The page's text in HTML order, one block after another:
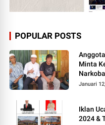
POPULAR POSTS
Minta Kepada
Januari
Iklan
2024 &